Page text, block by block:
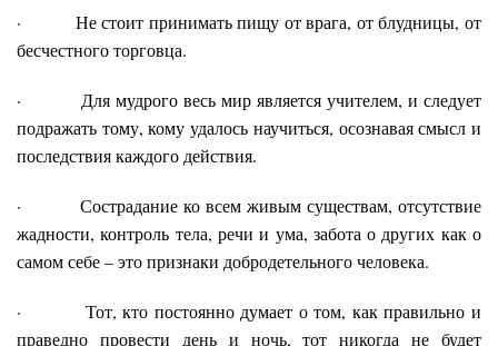
· Не стоит принимать пищу от врага, от блудницы, от
бесчестного торговца.
· Для мудрого весь мир является учителем, и следует
подражать тому, кому удалось научиться, осознавая смысл и
последствия каждого действия.
· Сострадание ко всем живым существам, отсутствие
жадности, контроль тела, речи и ума, забота о других как о
самом себе – это признаки добродетельного человека.
· Тот, кто постоянно думает о том, как правильно и
праведно провести день и ночь, тот никогда не будет